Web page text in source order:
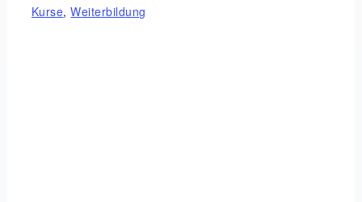
Kurse,Weiterbildung